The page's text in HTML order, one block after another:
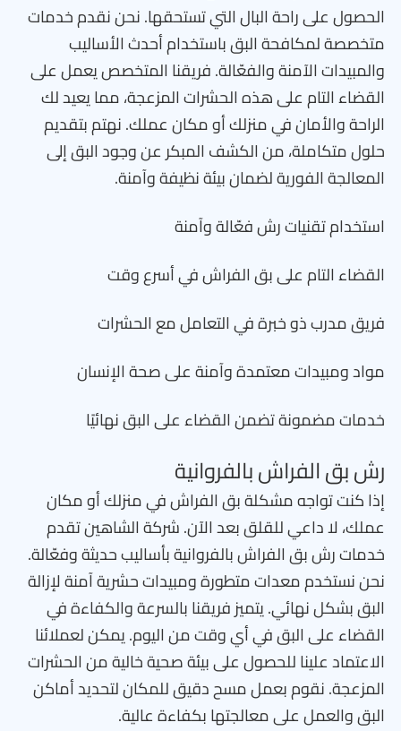
الحصول على راحة البال التي تستحقها. نحن نقدم خدمات
متخصصة لمكافحة البق باستخدام أحدث الأساليب
والمبيدات الآمنة والفعّالة. فريقنا المتخصص يعمل على
القضاء التام على هذه الحشرات المزعجة، مما يعيد لك
الراحة والأمان في منزلك أو مكان عملك. نهتم بتقديم
حلول متكاملة، من الكشف المبكر عن وجود البق إلى
المعالجة الفورية لضمان بيئة نظيفة وآمنة.
استخدام تقنيات رش فعّالة وآمنة
القضاء التام على بق الفراش في أسرع وقت
فريق مدرب ذو خبرة في التعامل مع الحشرات
مواد ومبيدات معتمدة وآمنة على صحة الإنسان
خدمات مضمونة تضمن القضاء على البق نهائيًا
رش بق الفراش بالفروانية
إذا كنت تواجه مشكلة بق الفراش في منزلك أو مكان
عملك، لا داعي للقلق بعد الآن. شركة الشاهين تقدم
خدمات رش بق الفراش بالفروانية بأساليب حديثة وفعّالة.
نحن نستخدم معدات متطورة ومبيدات حشرية آمنة لإزالة
البق بشكل نهائي. يتميز فريقنا بالسرعة والكفاءة في
القضاء على البق في أي وقت من اليوم. يمكن لعملائنا
الاعتماد علينا للحصول على بيئة صحية خالية من الحشرات
المزعجة. نقوم بعمل مسح دقيق للمكان لتحديد أماكن
البق والعمل على معالجتها بكفاءة عالية.